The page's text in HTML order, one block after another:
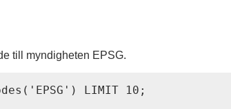
till myndigheten EPSG.
LIMIT 10;